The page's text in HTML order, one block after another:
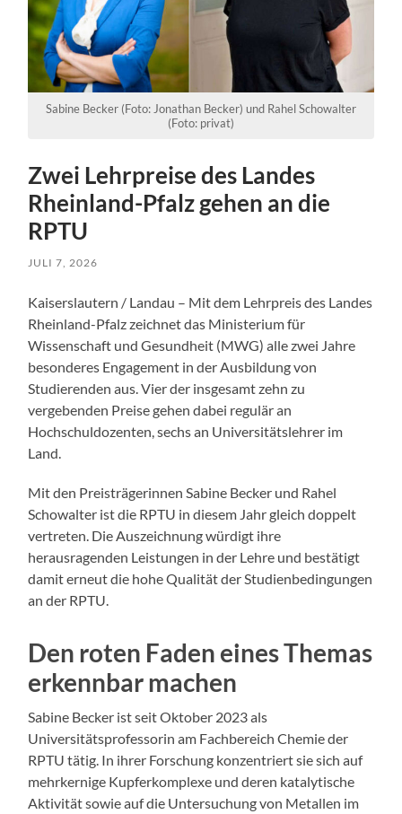
Sabine Becker (Foto: Jonathan Becker) und Rahel Schowalter
(Foto: privat)
Zwei Lehrpreise des Landes
Rheinland-Pfalz gehen an die
RPTU
JULI 7, 2026
Kaiserslautern / Landau – Mit dem Lehrpreis des Landes
Rheinland-Pfalz zeichnet das Ministerium für
Wissenschaft und Gesundheit (MWG) alle zwei Jahre
besonderes Engagement in der Ausbildung von
Studierenden aus. Vier der insgesamt zehn zu
vergebenden Preise gehen dabei regulär an
Hochschuldozenten, sechs an Universitätslehrer im
Land.
Mit den Preisträgerinnen Sabine Becker und Rahel
Schowalter ist die RPTU in diesem Jahr gleich doppelt
vertreten. Die Auszeichnung würdigt ihre
herausragenden Leistungen in der Lehre und bestätigt
damit erneut die hohe Qualität der Studienbedingungen
an der RPTU.
Den roten Faden eines Themas
erkennbar machen
Sabine Becker ist seit Oktober 2023 als
Universitätsprofessorin am Fachbereich Chemie der
RPTU tätig. In ihrer Forschung konzentriert sie sich auf
mehrkernige Kupferkomplexe und deren katalytische
Aktivität sowie auf die Untersuchung von Metallen im